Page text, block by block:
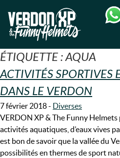
navigation
content
VERDON-XP |
ÉTIQUETTE :AQUA
ACTIVITÉS SPORTIVES
DANS LE VERDON
7 février 2018- Diverses
VERDON XP & The Funny
activités aquatiques, d’eaux vives
est bon de savoir que la vallée du
possibilités en thermes de sport